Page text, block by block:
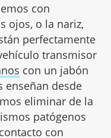
con
ojos, o la nariz,
perfectamente
transmisor
con un jabón
enseñan desde
eliminar de la
patógenos
con